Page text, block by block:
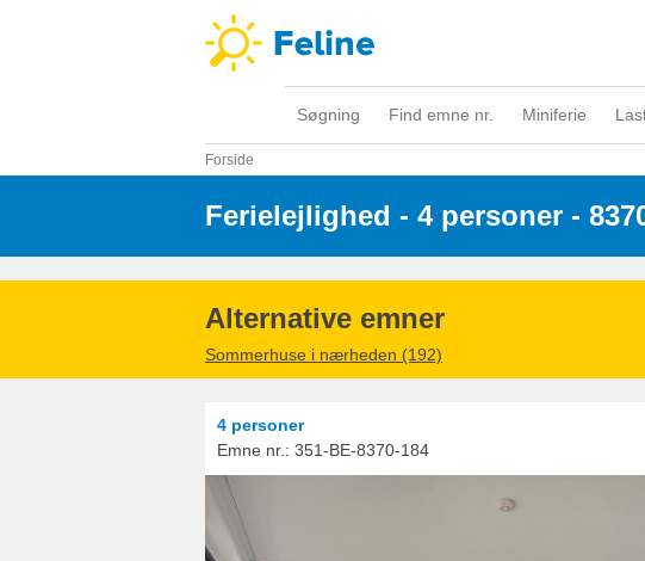
Søgning Find emne nr. Miniferie
Forside
Ferielejlighed - 4 personer -
Alternative emner
Sommerhuse i nærheden (192)
4 personer
Emne nr.: 351-BE-8370-184